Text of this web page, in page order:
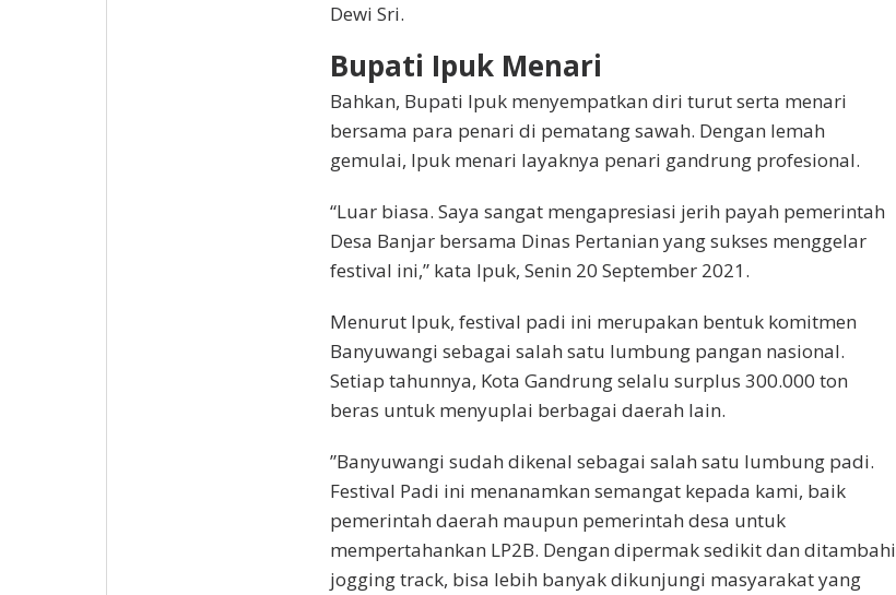
Dewi Sri.
Bupati Ipuk Menari
Bahkan, Bupati Ipuk menyempatkan diri turut serta menari
bersama para penari di pematang sawah. Dengan lemah
gemulai, Ipuk menari layaknya penari gandrung profesional.
“Luar biasa. Saya sangat mengapresiasi jerih payah pemerintah
Desa Banjar bersama Dinas Pertanian yang sukses menggelar
festival ini,” kata Ipuk, Senin 20 September 2021.
Menurut Ipuk, festival padi ini merupakan bentuk komitmen
Banyuwangi sebagai salah satu lumbung pangan nasional.
Setiap tahunnya, Kota Gandrung selalu surplus 300.000 ton
beras untuk menyuplai berbagai daerah lain.
”Banyuwangi sudah dikenal sebagai salah satu lumbung padi.
Festival Padi ini menanamkan semangat kepada kami, baik
pemerintah daerah maupun pemerintah desa untuk
mempertahankan LP2B. Dengan dipermak sedikit dan ditambahi
jogging track, bisa lebih banyak dikunjungi masyarakat yang